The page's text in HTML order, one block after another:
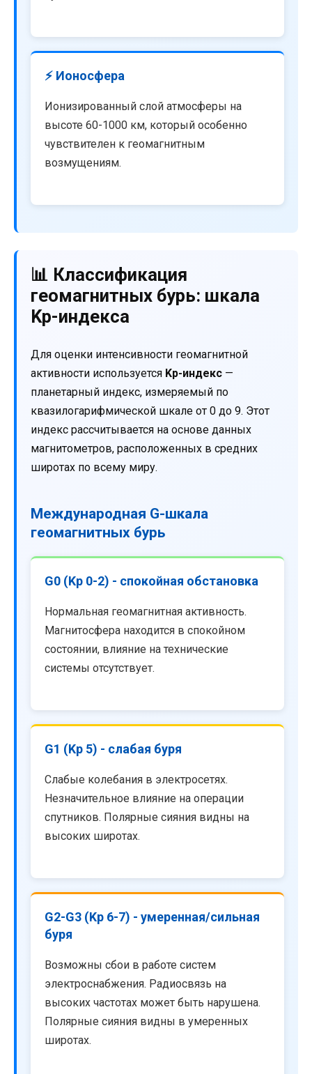
⚡ Ионосфера
Ионизированный слой атмосферы на
высоте 60-1000 км, который особенно
чувствителен к геомагнитным
возмущениям.
📊 Классификация
геомагнитных бурь: шкала
Kp-индекса
Для оценки интенсивности геомагнитной
активности используется Kp-индекс —
планетарный индекс, измеряемый по
квазилогарифмической шкале от 0 до 9. Этот
индекс рассчитывается на основе данных
магнитометров, расположенных в средних
широтах по всему миру.
Международная G-шкала
геомагнитных бурь
G0 (Kp 0-2) - спокойная обстановка
Нормальная геомагнитная активность.
Магнитосфера находится в спокойном
состоянии, влияние на технические
системы отсутствует.
G1 (Kp 5) - слабая буря
Слабые колебания в электросетях.
Незначительное влияние на операции
спутников. Полярные сияния видны на
высоких широтах.
G2-G3 (Kp 6-7) - умеренная/сильная
буря
Возможны сбои в работе систем
электроснабжения. Радиосвязь на
высоких частотах может быть нарушена.
Полярные сияния видны в умеренных
широтах.